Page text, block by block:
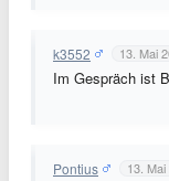
k3552 13. Mai
Im Gespräch ist
Pontius 13.